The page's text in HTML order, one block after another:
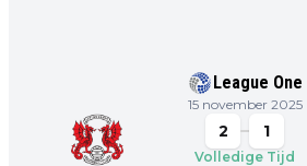
League One
15 november 2025
2 1
Volledige Tijd